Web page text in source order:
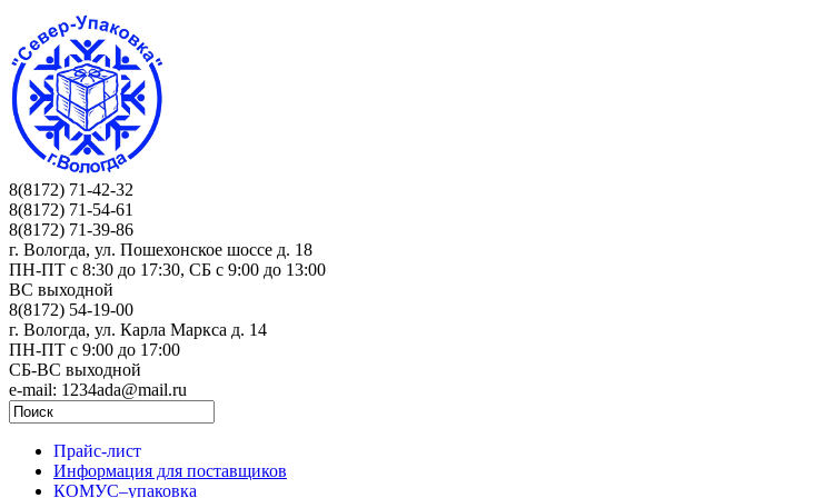
8(8172) 71-42-32
8(8172) 71-54-61
8(8172) 71-39-86
г. Вологда, ул. Пошехонское шоссе д. 18
ПН-ПТ c 8:30 до 17:30, СБ с 9:00 до 13:00
ВС выходной
8(8172) 54-19-00
г. Вологда, ул. Карла Маркса д. 14
ПН-ПТ c 9:00 до 17:00
СБ-ВС выходной
e-mail: 1234ada@mail.ru
Прайс-лист
Информация для поставщиков
КОМУС–упаковка